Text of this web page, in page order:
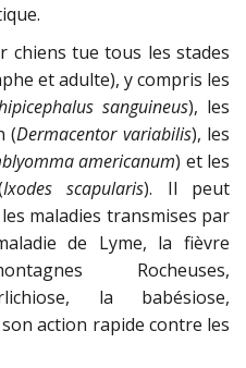
chiens tue tous les stades
et adulte), y compris les
sanguineus), les
(Dermacentor variabilis), les
americanum) et les
Ixodes scapularis). Il peut
maladies transmises par
de Lyme, la fièvre
Rocheuses,
la babésiose,
action rapide contre les